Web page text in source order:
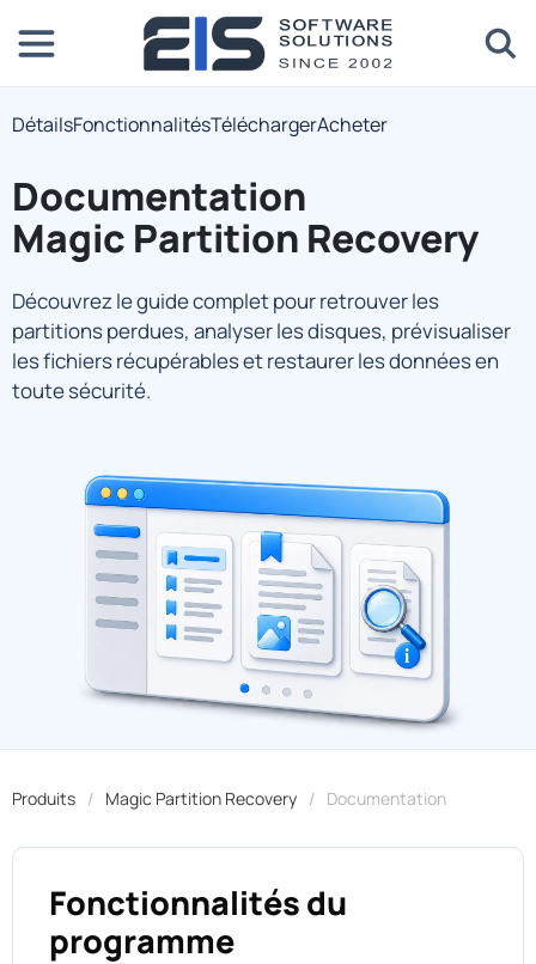
DétailsFonctionnalitésTéléchargerAcheter
Documentation
Magic Partition Recovery
Découvrez le guide complet pour retrouver les
partitions perdues, analyser les disques, prévisualiser
les fichiers récupérables et restaurer les données en
toute sécurité.
Produits Magic Partition Recovery Documentation
Fonctionnalités du
programme